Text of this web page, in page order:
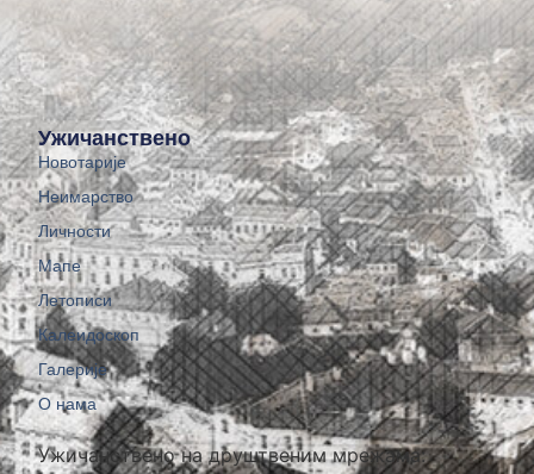
Ужичанствено на друштвеним мрежама:
Ужичанствено
Новотарије
Неимарство
Личности
Мапе
Летописи
Калеидоскоп
Галерије
О нама